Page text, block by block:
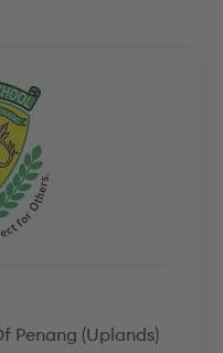
Penang (Uplands)